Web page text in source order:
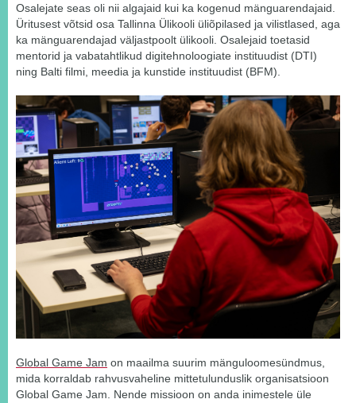
Osalejate seas oli nii algajaid kui ka kogenud mänguarendajaid.
Üritusest võtsid osa Tallinna Ülikooli üliõpilased ja vilistlased, aga
ka mänguarendajad väljastpoolt ülikooli. Osalejaid toetasid
mentorid ja vabatahtlikud digitehnoloogiate instituudist (DTI)
ning Balti filmi, meedia ja kunstide instituudist (BFM).
Global Game Jam on maailma suurim mänguloomesündmus,
mida korraldab rahvusvaheline mittetulunduslik organisatsioon
Global Game Jam. Nende missioon on anda inimestele üle